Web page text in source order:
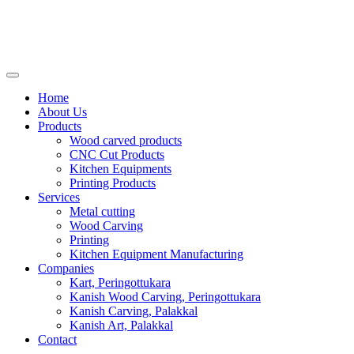
Home
About Us
Products
Wood carved products
CNC Cut Products
Kitchen Equipments
Printing Products
Services
Metal cutting
Wood Carving
Printing
Kitchen Equipment Manufacturing
Companies
Kart, Peringottukara
Kanish Wood Carving, Peringottukara
Kanish Carving, Palakkal
Kanish Art, Palakkal
Contact